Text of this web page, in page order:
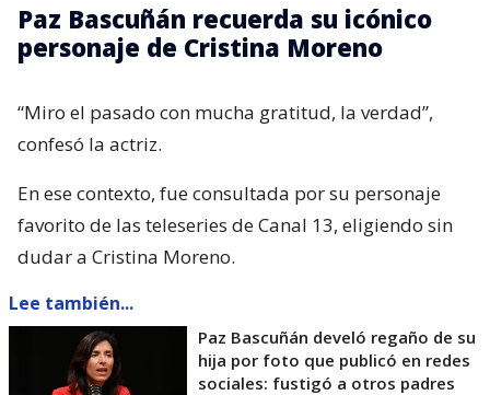
Paz Bascuñán recuerda su icónico
personaje de Cristina Moreno
“Miro el pasado con mucha gratitud, la verdad”,
confesó la actriz.
En ese contexto, fue consultada por su personaje
favorito de las teleseries de Canal 13, eligiendo sin
dudar a Cristina Moreno.
Lee también...
Paz Bascuñán develó regaño de su
hija por foto que publicó en redes
sociales: fustigó a otros padres